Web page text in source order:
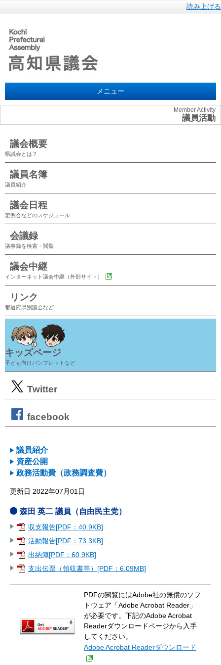
読み上げる
メニュー
Member Activity
議員活動
議会概要
県議会とは？
議員名簿
議員紹介
議会日程
定例会などのスケジュール
会議録
議事録を検索・閲覧
議会中継
インターネット議会中継（外部サイト）
リンク
都道府県別議会など
キッズページ
子ども向けパンフレットなど
Twitter
facebook
議員紹介
資産公開
政務活動費（政務調査費）
更新日 2022年07月01日
森田 英二 議員（自由民主党）
収支報告[PDF：40.9KB]
活動報告[PDF：73.3KB]
出納簿[PDF：60.9KB]
支出伝票（領収書等）[PDF：6.09MB]
PDFの閲覧にはAdobe社の無償のソフ
トウェア「Adobe Acrobat Reader」
が必要です。下記のAdobe Acrobat
Readerダウンロードページから入手
してください。
Adobe Acrobat Readerダウンロード